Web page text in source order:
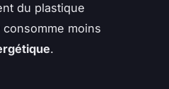
du plastique
moins
.